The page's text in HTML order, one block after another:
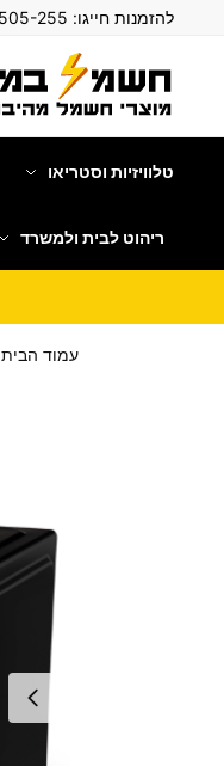
להזמנות חייגו:
טלוויזיות וסטריאו
ריהוט לבית ולמשרד
עמוד הבית